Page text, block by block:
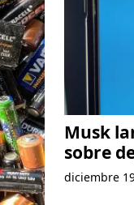
Musk
sobre
diciembre